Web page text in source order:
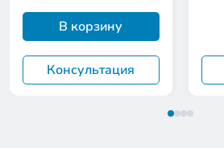
В корзину
Консультация